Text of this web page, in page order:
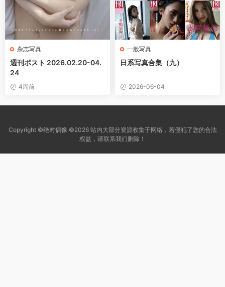
杂志写真
週刊ポスト 2026.02.20-04.
24
4周前
一般写真
日系写真合集（九）
2026-06-04
Copyright ©绝对偶像 ©2026 站内大部分资源收集于网络，若侵犯了您的合法
权益，请联系我们删除！